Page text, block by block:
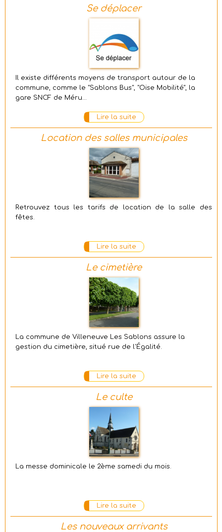
Se déplacer
Il existe différents moyens de transport autour de la
commune, comme le "Sablons Bus", "Oise Mobilité", la
gare SNCF de Méru...
Lire la suite
Location des salles municipales
Retrouvez tous les tarifs de location de la salle des
fêtes.
Lire la suite
Le cimetière
La commune de Villeneuve Les Sablons assure la
gestion du cimetière, situé rue de l'Égalité.
Lire la suite
Le culte
La messe dominicale le 2ème samedi du mois.
Lire la suite
Les nouveaux arrivants